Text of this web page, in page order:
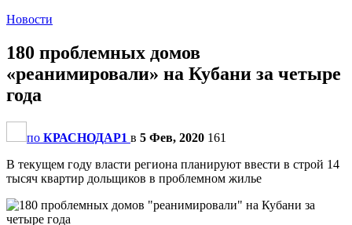
Новости
180 проблемных домов
«реанимировали» на Кубани за четыре
года
по КРАСНОДАР1 в 5 Фев, 2020 161
В текущем году власти региона планируют ввести в строй 14
тысяч квартир дольщиков в проблемном жилье